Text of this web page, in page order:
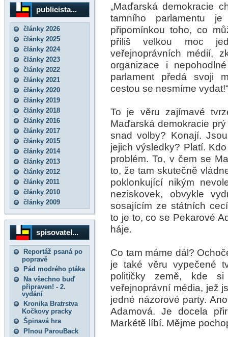
publicista...
články 2026
články 2025
články 2024
články 2023
články 2022
články 2021
články 2020
články 2019
články 2018
články 2016
články 2017
články 2015
články 2014
články 2013
články 2012
články 2011
články 2010
články 2009
spisovatel...
Reportáž psaná po
popravě
Pád modrého ptáka
Na všechno buď
připraven! - 2.
vydání
Kronika Bratrstva
Kočkovy pracky
Špinavá hra
Plnou ParouBack
„Maďarská demokracie
tamního parlamentu
připomínkou toho, co
příliš velkou moc
veřejnoprávních médií,
organizace i
parlament předá svoji
cestou se nesmíme vydat!“
To je věru zajímavé
Maďarská demokracie
snad volby? Konají.
jejich výsledky? Platí.
problém. To, v čem se
to, že tam skutečně
poklonkující nikým
neziskovek, obvykle
sosajícím ze státních
to je to, co se Pekarové
háje.
Co tam máme dál?
je také věru vypečené
političky země, kde si
veřejnoprávní média, jež
jedné názorové party.
Adamová. Je docela
Markétě líbí. Mějme